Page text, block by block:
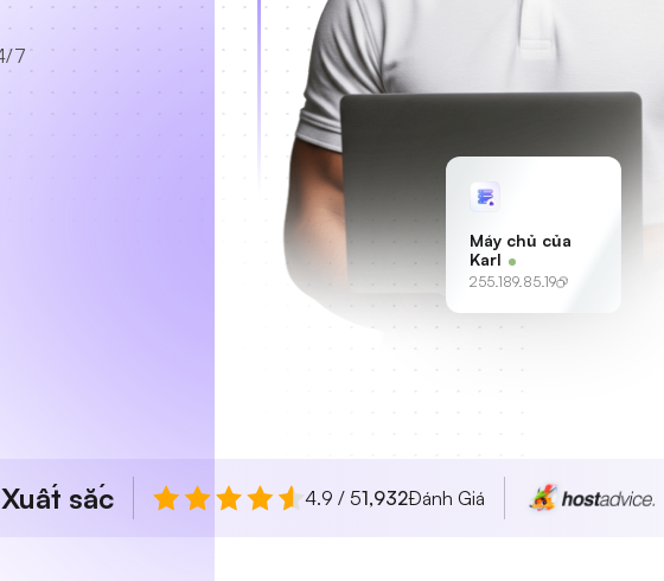
7
Máy chủ của
Karl
255.189.85.19
Xuất sắc 4.9 / 51,932Đánh Giá